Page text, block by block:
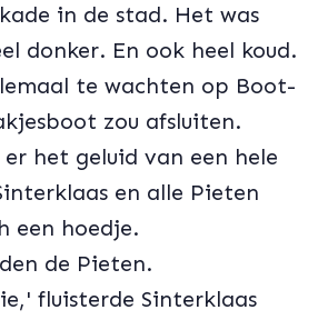
in de stad. Het was
donker. En ook heel koud.
te wachten op Boot-
zou afsluiten.
het geluid van een hele
en alle Pieten
een hoedje.
de Pieten.
fluisterde Sinterklaas